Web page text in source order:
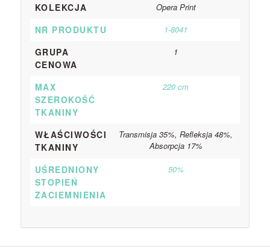
KOLEKCJA Opera Print
NR PRODUKTU 1-8041
GRUPA
CENOWA
1
MAX
SZEROKOŚĆ
TKANINY
220 cm
WŁAŚCIWOŚCI
TKANINY
Transmisja 35%, Refleksja 48%,
Absorpcja 17%
UŚREDNIONY
STOPIEŃ
ZACIEMNIENIA
50%